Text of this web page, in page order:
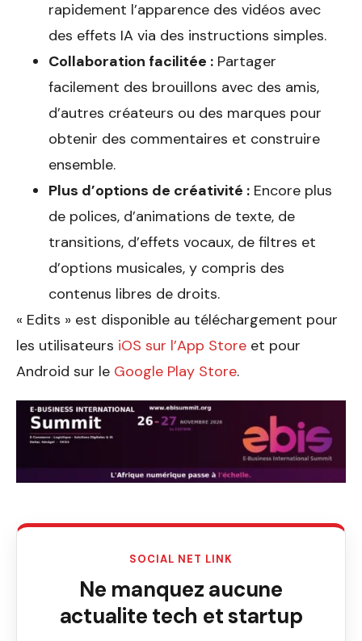
rapidement l’apparence des vidéos avec
des effets IA via des instructions simples.
Collaboration facilitée : Partager
facilement des brouillons avec des amis,
d’autres créateurs ou des marques pour
obtenir des commentaires et construire
ensemble.
Plus d’options de créativité : Encore plus
de polices, d’animations de texte, de
transitions, d’effets vocaux, de filtres et
d’options musicales, y compris des
contenus libres de droits.
« Edits » est disponible au téléchargement pour
les utilisateurs iOS sur l’App Store et pour
Android sur le Google Play Store.
SOCIAL NET LINK
Ne manquez aucune
actualite tech et startup